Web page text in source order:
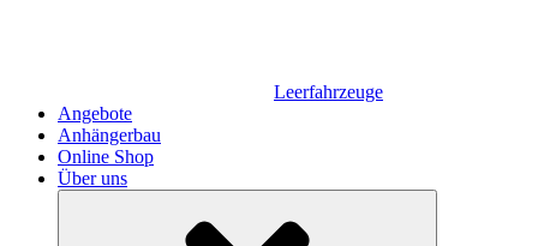
Leerfahrzeuge
Angebote
Anhängerbau
Online Shop
Über uns